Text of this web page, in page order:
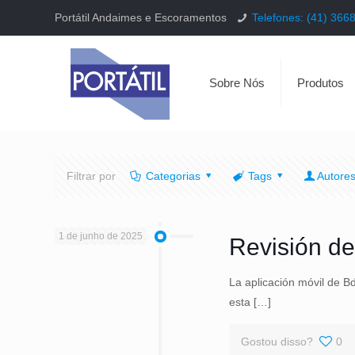
Portátil Andaimes e Escoramentos Telefones: (41)
Sobre Nós Produtos
Filtrar por Categorias Tags
1 de junho de 2025 Revisión
La aplicación móvil de
esta […]
Gostou disso? 0